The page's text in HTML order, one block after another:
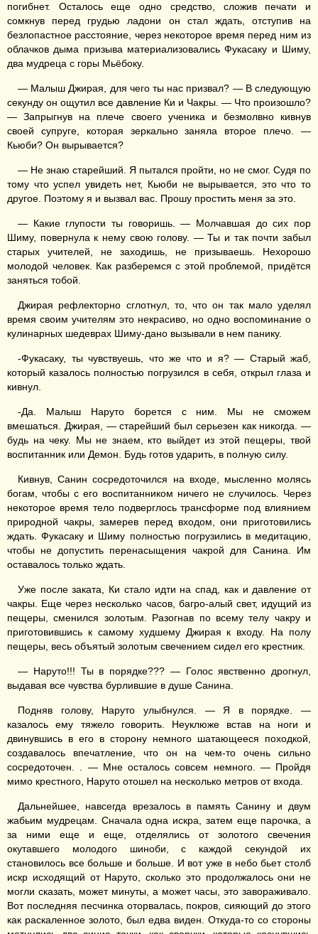
погибнет. Осталось еще одно средство, сложив печати и
сомкнув перед грудью ладони он стал ждать, отступив на
безлопастное расстояние, через некоторое время перед ним из
облачков дыма призыва материализовались Фукасаку и Шиму,
два мудреца с горы Мьёбоку.
— Малыш Джирая, для чего ты нас призвал? — В следующую
секунду он ощутил все давление Ки и Чакры. — Что произошло?
— Запрыгнув на плече своего ученика и безмолвно кивнув
своей супруге, которая зеркально заняла второе плечо. —
Кьюби? Он вырывается?
— Не знаю старейший. Я пытался пройти, но не смог. Судя по
тому что успел увидеть нет, Кьюби не вырывается, это что то
другое. Поэтому я и вызвал вас. Прошу простить меня за это.
— Какие глупости ты говоришь. — Молчавшая до сих пор
Шиму, повернула к нему свою голову. — Ты и так почти забыл
старых учителей, не заходишь, не призываешь. Нехорошо
молодой человек. Как разберемся с этой проблемой, придётся
заняться тобой.
Джирая рефлекторно сглотнул, то, что он так мало уделял
время своим учителям это некрасиво, но одно воспоминание о
кулинарных шедеврах Шиму-дано вызывали в нем панику.
-Фукасаку, ты чувствуешь, что же что и я? — Старый жаб,
который казалось полностью погрузился в себя, открыл глаза и
кивнул.
-Да. Малыш Наруто борется с ним. Мы не сможем
вмешаться. Джирая, — старейший был серьезен как никогда. —
будь на чеку. Мы не знаем, кто выйдет из этой пещеры, твой
воспитанник или Демон. Будь готов ударить, в полную силу.
Кивнув, Санин сосредоточился на входе, мысленно молясь
богам, чтобы с его воспитанником ничего не случилось. Через
некоторое время тело подверглось трансформе под влиянием
природной чакры, замерев перед входом, они приготовились
ждать. Фукасаку и Шиму полностью погрузились в медитацию,
чтобы не допустить перенасыщения чакрой для Санина. Им
оставалось только ждать.
Уже после заката, Ки стало идти на спад, как и давление от
чакры. Еще через несколько часов, багро-алый свет, идущий из
пещеры, сменился золотым. Разогнав по всему телу чакру и
приготовившись к самому худшему Джирая к входу. На полу
пещеры, весь объятый золотым свечением сидел его крестник.
— Наруто!!! Ты в порядке??? — Голос явственно дрогнул,
выдавая все чувства бурлившие в душе Санина.
Подняв голову, Наруто улыбнулся. — Я в порядке. —
казалось ему тяжело говорить. Неуклюже встав на ноги и
двинувшись в его в сторону немного шатающееся походкой,
создавалось впечатление, что он на чем-то очень сильно
сосредоточен. . — Мне осталось совсем немного. — Пройдя
мимо крестного, Наруто отошел на несколько метров от входа.
Дальнейшее, навсегда врезалось в память Санину и двум
жабьим мудрецам. Сначала одна искра, затем еще парочка, а
за ними еще и еще, отделялись от золотого свечения
окутавшего молодого шиноби, с каждой секундой их
становилось все больше и больше. И вот уже в небо бьет столб
искр исходящий от Наруто, сколько это продолжалось они не
могли сказать, может минуты, а может часы, это завораживало.
Вот последняя песчинка оторвалась, покров, сияющий до этого
как раскаленное золото, был едва виден. Откуда-то со стороны